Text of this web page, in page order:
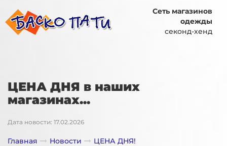
Сеть магазинов
одежды
секонд-хенд
ЦЕНА ДНЯ в наших
магазинах...
Дата новости: 17.02.2026
Главная Новости
ЦЕНА ДНЯ!